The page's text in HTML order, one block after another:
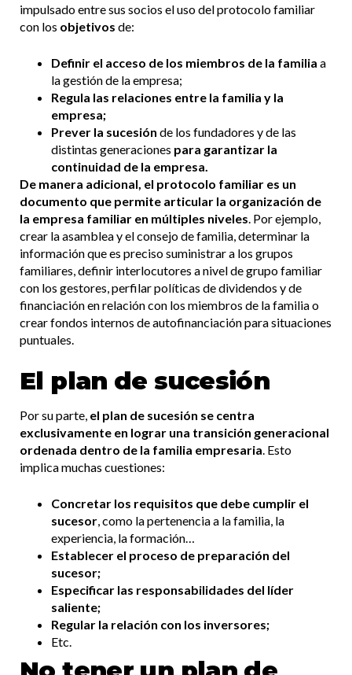
impulsado entre sus socios el uso del protocolo familiar
con los objetivos de:
Definir el acceso de los miembros de la familia a
la gestión de la empresa;
Regula las relaciones entre la familia y la
empresa;
Prever la sucesión de los fundadores y de las
distintas generaciones para garantizar la
continuidad de la empresa.
De manera adicional, el protocolo familiar es un
documento que permite articular la organización de
la empresa familiar en múltiples niveles. Por ejemplo,
crear la asamblea y el consejo de familia, determinar la
información que es preciso suministrar a los grupos
familiares, definir interlocutores a nivel de grupo familiar
con los gestores, perfilar políticas de dividendos y de
financiación en relación con los miembros de la familia o
crear fondos internos de autofinanciación para situaciones
puntuales.
El plan de sucesión
Por su parte, el plan de sucesión se centra
exclusivamente en lograr una transición generacional
ordenada dentro de la familia empresaria. Esto
implica muchas cuestiones:
Concretar los requisitos que debe cumplir el
sucesor, como la pertenencia a la familia, la
experiencia, la formación…
Establecer el proceso de preparación del
sucesor;
Especificar las responsabilidades del líder
saliente;
Regular la relación con los inversores;
Etc.